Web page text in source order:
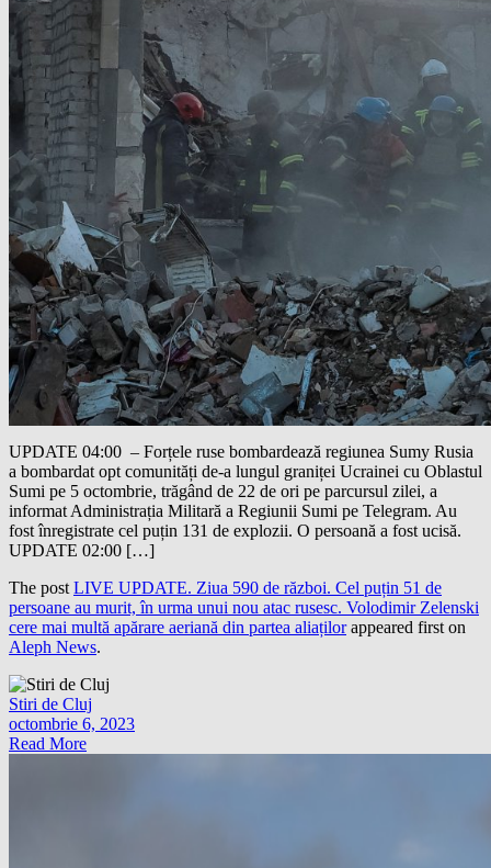
UPDATE 04:00 – Forțele ruse bombardează regiunea Sumy Rusia
a bombardat opt ​​comunități de-a lungul graniței Ucrainei cu Oblastul
Sumi pe 5 octombrie, trăgând de 22 de ori pe parcursul zilei, a
informat Administrația Militară a Regiunii Sumi pe Telegram. Au
fost înregistrate cel puțin 131 de explozii. O persoană a fost ucisă.
UPDATE 02:00 […]
The post LIVE UPDATE. Ziua 590 de război. Cel puțin 51 de
persoane au murit, în urma unui nou atac rusesc. Volodimir Zelenski
cere mai multă apărare aeriană din partea aliațilorappeared first on
Aleph News.
Stiri de Cluj
octombrie 6, 2023
Read More